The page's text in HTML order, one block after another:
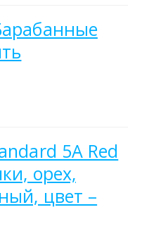
5A Red
орех,
цвет –